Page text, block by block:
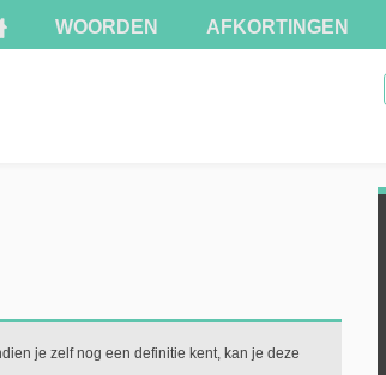
WOORDEN AFKORTINGEN
je zelf nog een definitie kent, kan je deze